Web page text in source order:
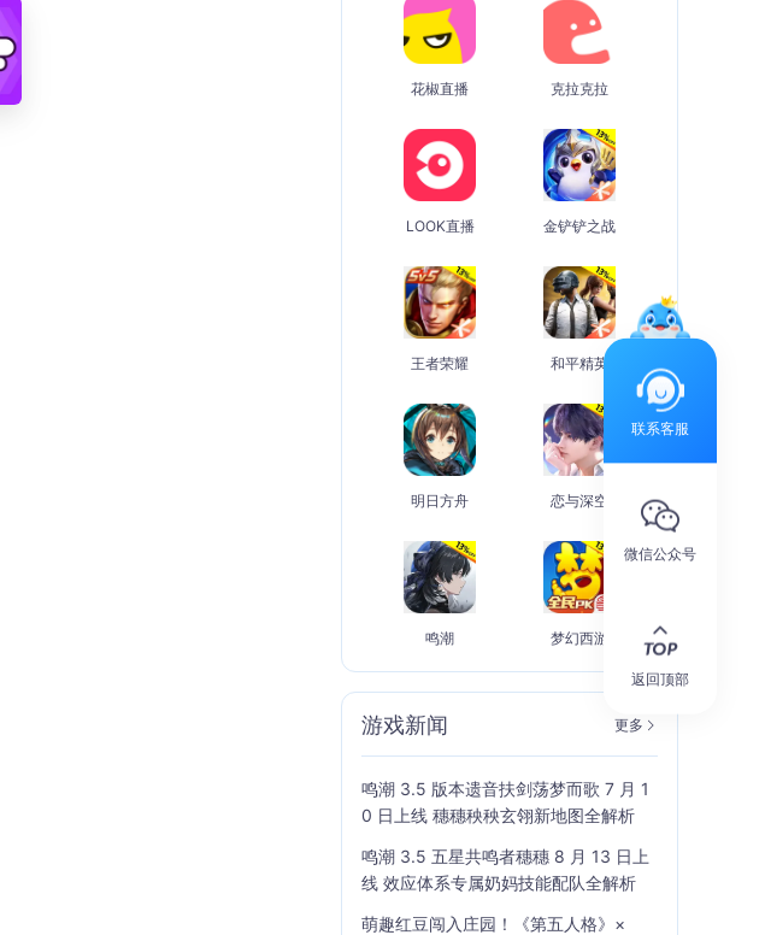
花椒直播 克拉克拉
LOOK直播 金铲铲之战
王者荣耀 和平精英
明日方舟 恋与深空
鸣潮 梦幻西游
游戏新闻 更多
鸣潮 3.5 版本遗音扶剑荡梦而歌 7 月 1
0 日上线 穗穗秧秧玄翎新地图全解析
鸣潮 3.5 五星共鸣者穗穗 8 月 13 日上
线 效应体系专属奶妈技能配队全解析
萌趣红豆闯入庄园！《第五人格》×
联系客服
微信公众号
返回顶部